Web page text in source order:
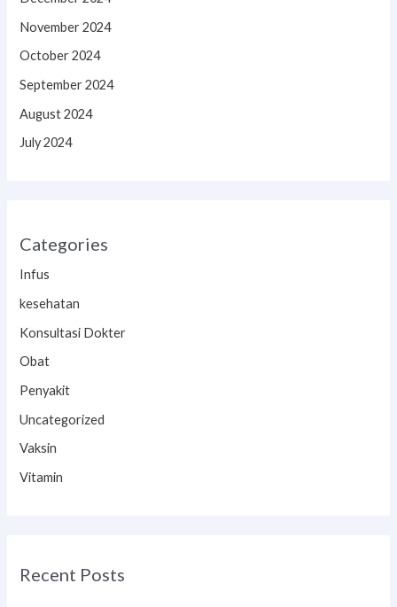
November 2024
October 2024
September 2024
August 2024
July 2024
Categories
Infus
kesehatan
Konsultasi Dokter
Obat
Penyakit
Uncategorized
Vaksin
Vitamin
Recent Posts